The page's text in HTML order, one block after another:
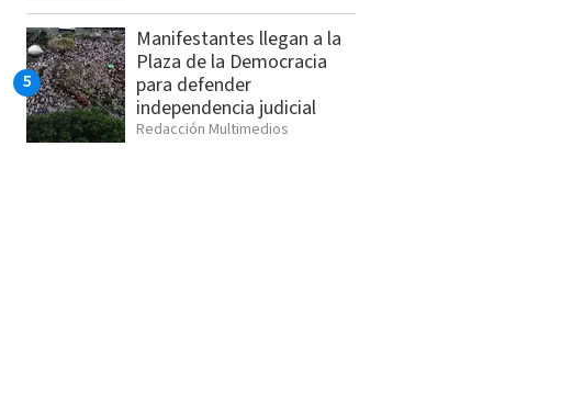
Manifestantes llegan a la
Plaza de la Democracia
para defender
independencia judicial
Redacción Multimedios